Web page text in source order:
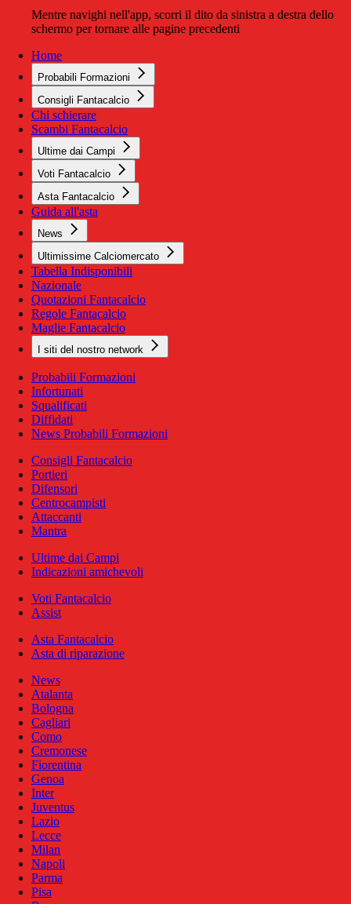
Mentre navighi nell'app, scorri il dito da sinistra a destra dello
schermo per tornare alle pagine precedenti
Home
Probabili Formazioni
Consigli Fantacalcio
Chi schierare
Scambi Fantacalcio
Ultime dai Campi
Voti Fantacalcio
Asta Fantacalcio
Guida all'asta
News
Ultimissime Calciomercato
Tabella Indisponibili
Nazionale
Quotazioni Fantacalcio
Regole Fantacalcio
Maglie Fantacalcio
I siti del nostro network
Probabili Formazioni
Infortunati
Squalificati
Diffidati
News Probabili Formazioni
Consigli Fantacalcio
Portieri
Difensori
Centrocampisti
Attaccanti
Mantra
Ultime dai Campi
Indicazioni amichevoli
Voti Fantacalcio
Assist
Asta Fantacalcio
Asta di riparazione
News
Atalanta
Bologna
Cagliari
Como
Cremonese
Fiorentina
Genoa
Inter
Juventus
Lazio
Lecce
Milan
Napoli
Parma
Pisa